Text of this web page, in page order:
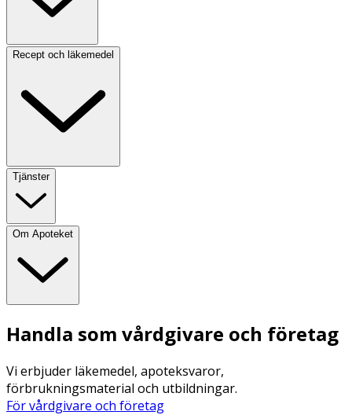
Recept och läkemedel
Tjänster
Om Apoteket
Handla som vårdgivare och företag
Vi erbjuder läkemedel, apoteksvaror,
förbrukningsmaterial och utbildningar.
För vårdgivare och företag